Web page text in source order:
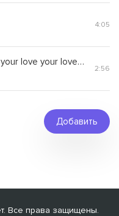
4:05
Give me give me your love your love so crazy
2:56
Добавить
Все права защищены.